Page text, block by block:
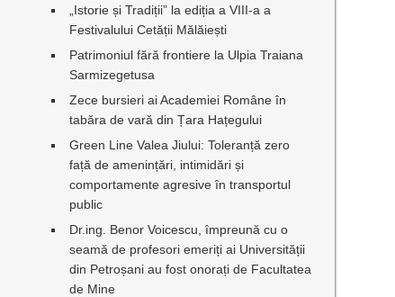
„Istorie și Tradiții” la ediția a VIII-a a
Festivalului Cetății Mălăiești
Patrimoniul fără frontiere la Ulpia Traiana
Sarmizegetusa
Zece bursieri ai Academiei Române în
tabăra de vară din Țara Hațegului
Green Line Valea Jiului: Toleranță zero
față de amenințări, intimidări și
comportamente agresive în transportul
public
Dr.ing. Benor Voicescu, împreună cu o
seamă de profesori emeriți ai Universității
din Petroșani au fost onorați de Facultatea
de Mine